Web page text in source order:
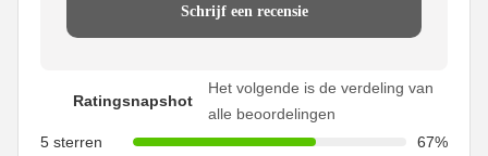
Schrijf een recensie
Ratingsnapshot
Het volgende is de verdeling van
alle beoordelingen
5 sterren
67%